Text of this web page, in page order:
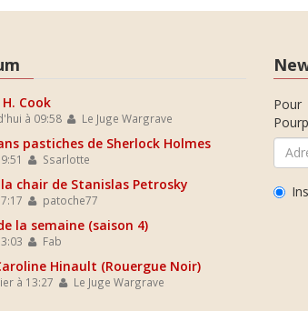
Cook
à 09:58 Le Juge Wargrave
pastiches de Sherlock Holmes
Ssarlotte
chair de Stanislas Petrosky
patoche77
la semaine (saison 4)
Fab
Hinault (Rouergue Noir)
à 13:27 Le Juge Wargrave